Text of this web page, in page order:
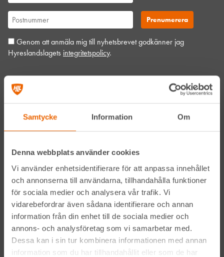
Samtycke Information Om
Denna webbplats använder cookies
Vi använder enhetsidentifierare för att anpassa innehållet
och annonserna till användarna, tillhandahålla funktioner
för sociala medier och analysera vår trafik. Vi
vidarebefordrar även sådana identifierare och annan
information från din enhet till de sociala medier och
annons- och analysföretag som vi samarbetar med.
Dessa kan i sin tur kombinera informationen med annan
information som du har tillhandahållit eller som de har
Genom att anmäla mig till nyhetsbrevet godkänner jag
Hyreslandslagets integritetspolicy.
Alltid nära
Instagram
LinkedIn
Navigation
Våra maskiner
Våra depåer